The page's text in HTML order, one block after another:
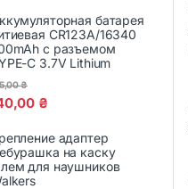
батарея
CR123A/16340
с разъемом
C 3.7V Lithium
₴
₴
адаптер
на каску
для наушников